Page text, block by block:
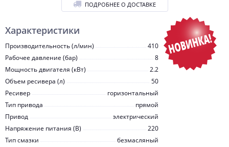
Характеристики
Производительность (л/мин)
410
Рабочее давление (бар)
8
Мощность двигателя (кВт)
2.2
Объем ресивера (л)
50
Ресивер
горизонтальный
Тип привода
прямой
Привод
электрический
Напряжение питания (В)
220
Тип смазки
безмасляный
ПОДРОБНЕЕ О ДОСТАВКЕ